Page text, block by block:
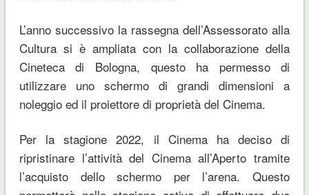
L’anno successivo la rassegna dell’Assessorato alla
Cultura si è ampliata con la collaborazione della
Cineteca di Bologna, questo ha permesso di
utilizzare uno schermo di grandi dimensioni a
noleggio ed il proiettore di proprietà del Cinema.
Per la stagione 2022, il Cinema ha deciso di
ripristinare l’attività del Cinema all’Aperto tramite
l’acquisto dello schermo per l’arena. Questo